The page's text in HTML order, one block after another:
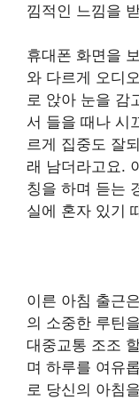
낌적인 느낌을
휴대폰 화면을
와 다르게 오디
로 앉아 눈을 감
서 들을 때나 시
르게 집중도 잘
래 남더라고요.
칭을 하며 듣는
실에 혼자 있기
이른 아침 출근
의 소중한 루틴
대중교통 조조
며 하루를 여유
로 당신의 아침